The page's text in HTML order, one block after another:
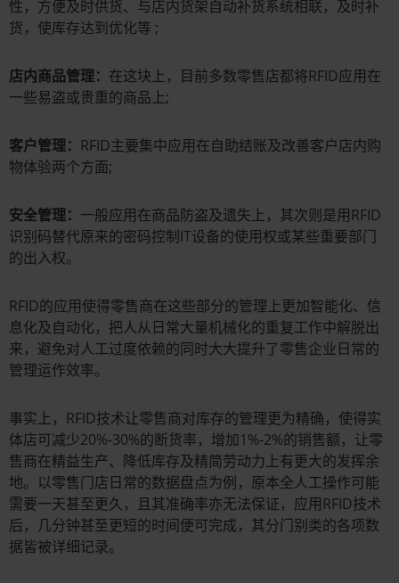
性，方便及时供货、与店内货架自动补货系统相联，及时补
货，使库存达到优化等 ;
店内商品管理： 在这块上，目前多数零售店都将RFID应用在
一些易盗或贵重的商品上;
客户管理： RFID主要集中应用在自助结账及改善客户店内购
物体验两个方面;
安全管理： 一般应用在商品防盗及遗失上，其次则是用RFID
识别码替代原来的密码控制IT设备的使用权或某些重要部门
的出入权。
RFID的应用使得零售商在这些部分的管理上更加智能化、信
息化及自动化，把人从日常大量机械化的重复工作中解脱出
来，避免对人工过度依赖的同时大大提升了零售企业日常的
管理运作效率。
事实上，RFID技术让零售商对库存的管理更为精确，使得实
体店可减少20%-30%的断货率，增加1%-2%的销售额，让零
售商在精益生产、降低库存及精简劳动力上有更大的发挥余
地。以零售门店日常的数据盘点为例，原本全人工操作可能
需要一天甚至更久，且其准确率亦无法保证，应用RFID技术
后，几分钟甚至更短的时间便可完成，其分门别类的各项数
据皆被详细记录。